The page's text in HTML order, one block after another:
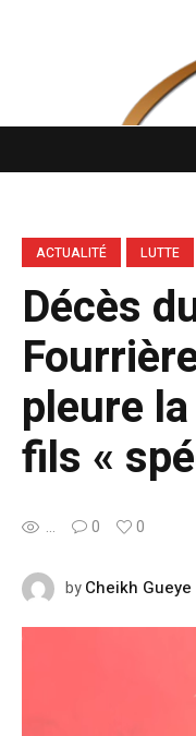
ACTUALITÉ LUTTE
Décès
pleure
fils «
... 0 0
byCheikh Gueye